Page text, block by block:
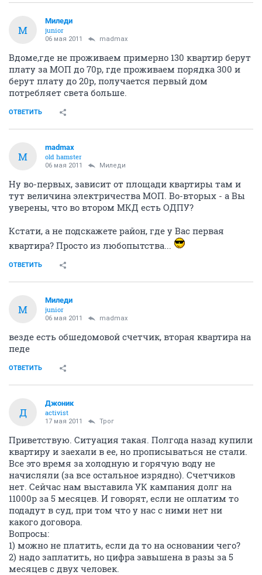
М
Миледи
junior
06 мая 2011 madmax
Вдоме,где не проживаем примерно 130 квартир берут
плату за МОП до 70р, где проживаем порядка 300 и
берут плату до 20р, получается первый дом
потребляет света больше.
ОТВЕТИТЬ
M
madmax
old hamster
06 мая 2011 Миледи
Ну во-первых, зависит от площади квартиры там и
тут величина электричества МОП. Во-вторых - а Вы
уверены, что во втором МКД есть ОДПУ?
Кстати, а не подскажете район, где у Вас первая
квартира? Просто из любопытства...
ОТВЕТИТЬ
М
Миледи
junior
06 мая 2011 madmax
везде есть обшедомовой счетчик, вторая квартира на
педе
ОТВЕТИТЬ
Д
Джоник
activist
17 мая 2011 Трог
Приветствую. Ситуация такая. Полгода назад купили
квартиру и заехали в ее, но прописываться не стали.
Все это время за холодную и горячую воду не
начисляли (за все остальное изрядно). Счетчиков
нет. Сейчас нам выставила УК кампания долг на
11000р за 5 месяцев. И говорят, если не оплатим то
подадут в суд, при том что у нас с ними нет ни
какого договора.
Вопросы:
1) можно не платить, если да то на основании чего?
2) надо заплатить, но цифра завышена в разы за 5
месяцев с двух человек.